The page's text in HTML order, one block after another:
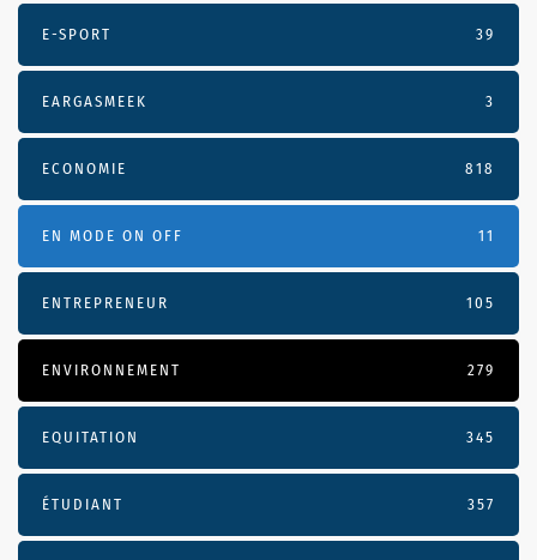
E-SPORT 39
EARGASMEEK 3
ECONOMIE 818
EN MODE ON OFF 11
ENTREPRENEUR 105
ENVIRONNEMENT 279
EQUITATION 345
ÉTUDIANT 357